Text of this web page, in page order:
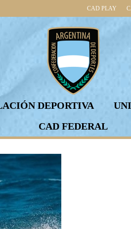
CAD PLAY
DEPORTIVA
CAD FEDERAL